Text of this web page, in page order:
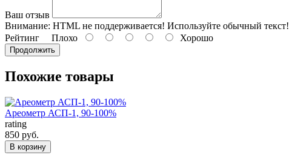
Ваш отзыв
Внимание: HTML не поддерживается! Используйте обычный текст!
Рейтинг Плохо Хорошо
Продолжить
Похожие товары
Ареометр АСП-1, 90-100%
rating
850 руб.
В корзину